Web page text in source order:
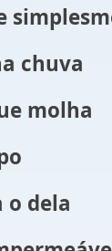
chuva
molha
o dela